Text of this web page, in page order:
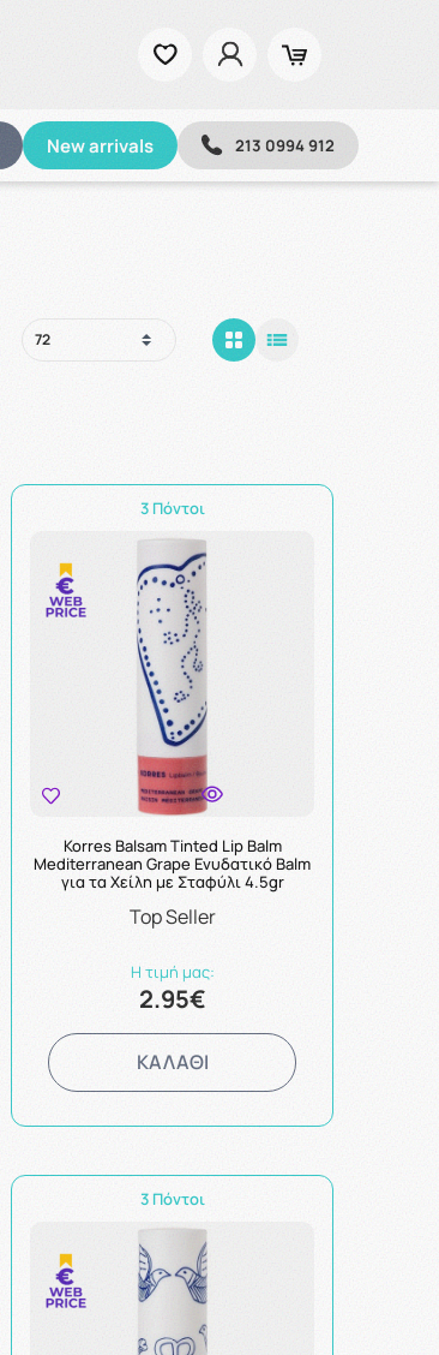
New arrivals 213 0994 912
3 Πόντοι
Korres Balsam Tinted Lip Balm
Mediterranean Grape Ενυδατικό Balm
για τα Χείλη με Σταφύλι 4.5gr
Top Seller
Η τιμή μας:
2.95€
ΚΑΛΑΘΙ
3 Πόντοι